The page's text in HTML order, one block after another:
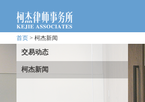
首页> 柯杰新闻
交易动态
柯杰新闻